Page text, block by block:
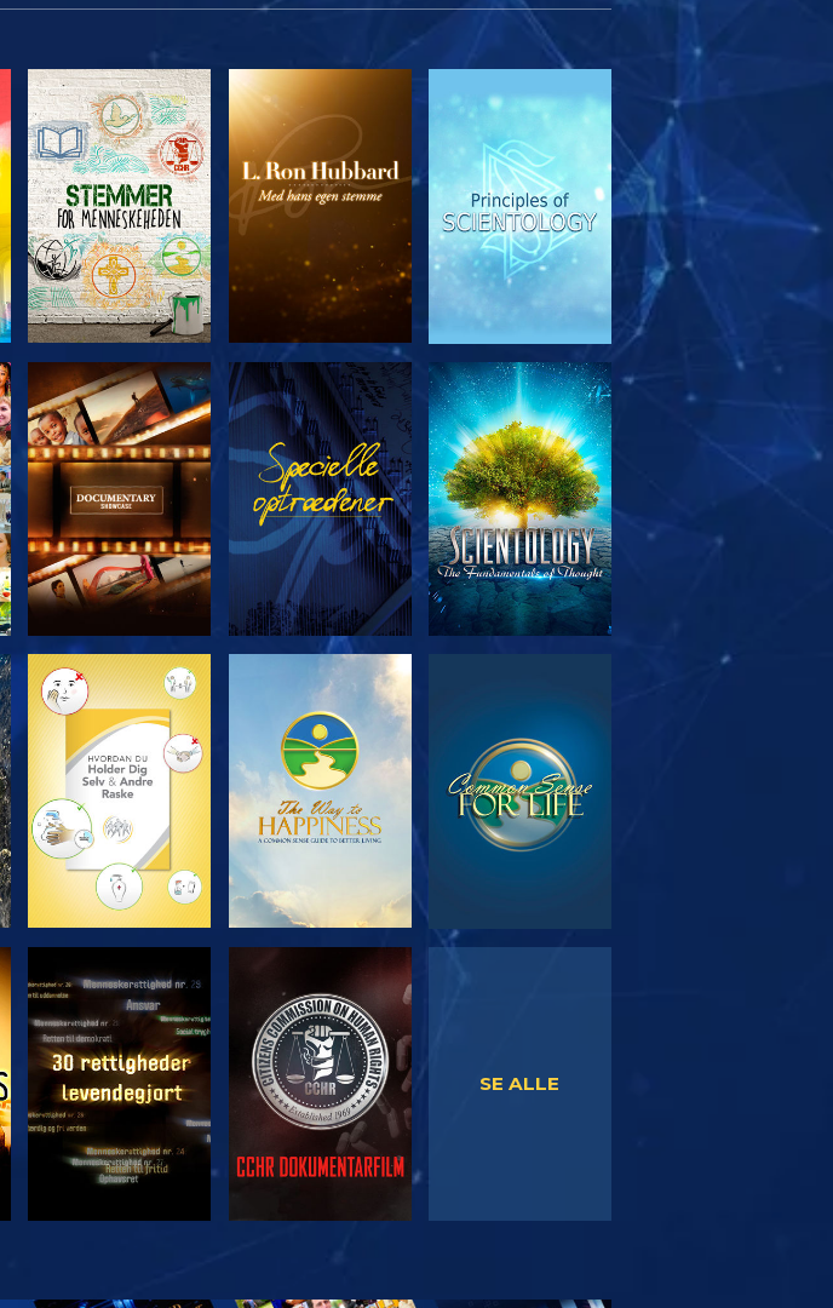
UDFORSK SERIEN UDFORSK SERIEN SE
UDFORSK SERIEN UDFORSK SERIEN
SE SE
SE ALLE